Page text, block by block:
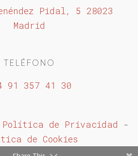
Pidal, 5 28023
Madrid
TELÉFONO
91 357 41 30
Política de Privacidad -
de Cookies